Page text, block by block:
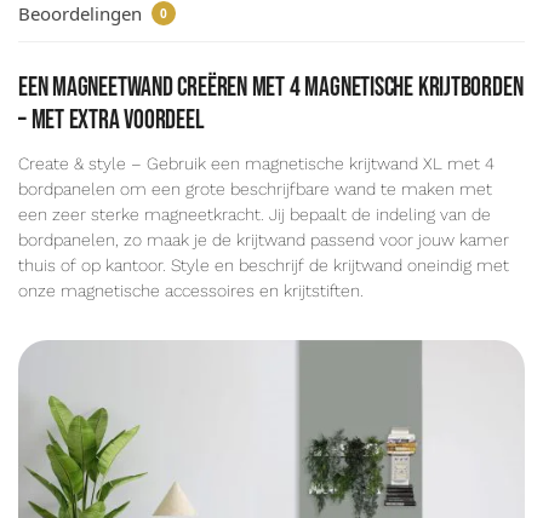
Beoordelingen 0
een magneetwand creëren met 4 magnetische krijtborden
– met extra voordeel
Create & style – Gebruik een magnetische krijtwand XL met 4
bordpanelen om een grote beschrijfbare wand te maken met
een zeer sterke magneetkracht. Jij bepaalt de indeling van de
bordpanelen, zo maak je de krijtwand passend voor jouw kamer
thuis of op kantoor. Style en beschrijf de krijtwand oneindig met
onze magnetische accessoires en krijtstiften.